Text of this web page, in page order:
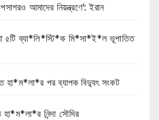
আমাদের নিয়ন্ত্রণে’: ইরান
৫টি ব্যা*লি*স্টি*ক মি*সা*ই*ল ভূপাতিত
হা*ম*লা*র পর ব্যাপক বিদ্যুৎ সংকট
হা*ম*লা*র নিন্দা সৌদির